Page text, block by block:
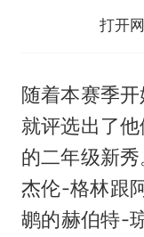
打开
随着本赛季
就评选出了
的二年级新
杰伦-格林跟
鹕的赫伯特-